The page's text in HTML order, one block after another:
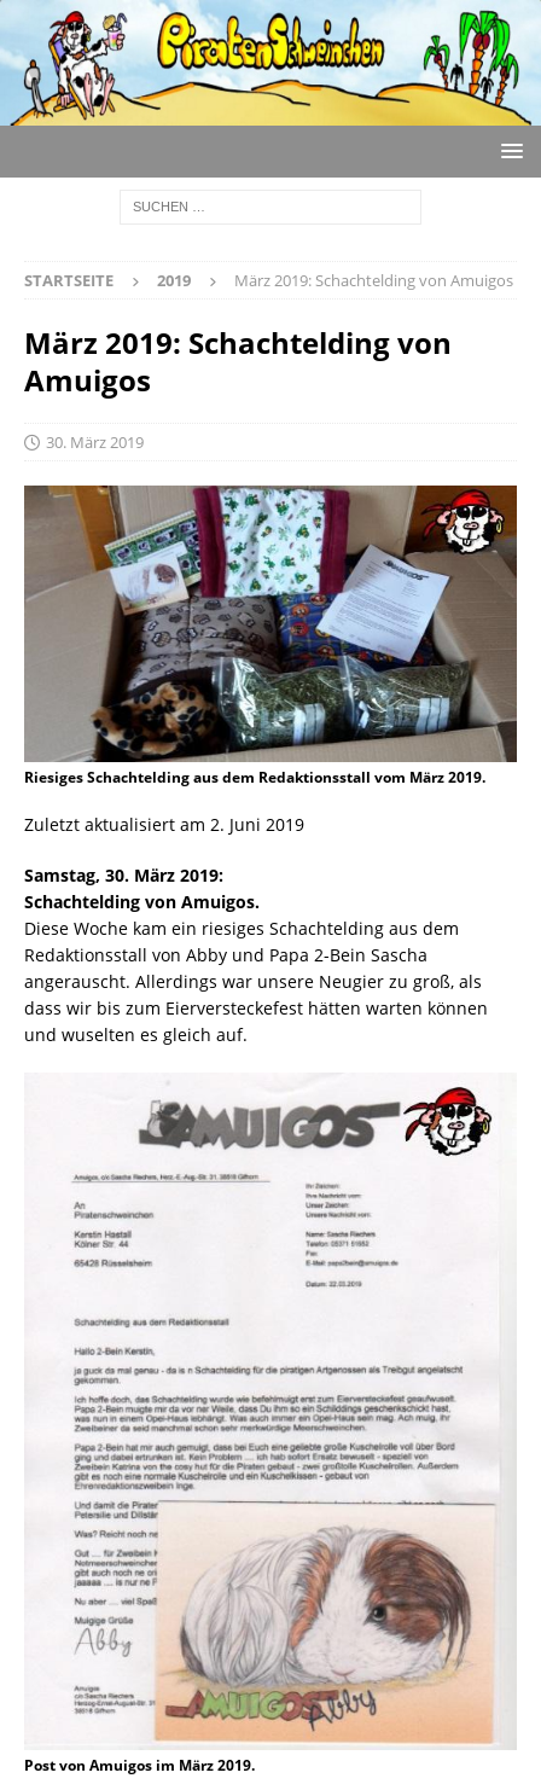
STARTSEITE 2019 März 2019: Schachtelding von Amuigos
März 2019: Schachtelding von
Amuigos
30. März 2019
Riesiges Schachtelding aus dem Redaktionsstall vom März 2019.
Zuletzt aktualisiert am 2. Juni 2019
Samstag, 30. März 2019:
Schachtelding von Amuigos.
Diese Woche kam ein riesiges Schachtelding aus dem
Redaktionsstall von Abby und Papa 2-Bein Sascha
angerauscht. Allerdings war unsere Neugier zu groß, als
dass wir bis zum Eierversteckefest hätten warten können
und wuselten es gleich auf.
Post von Amuigos im März 2019.